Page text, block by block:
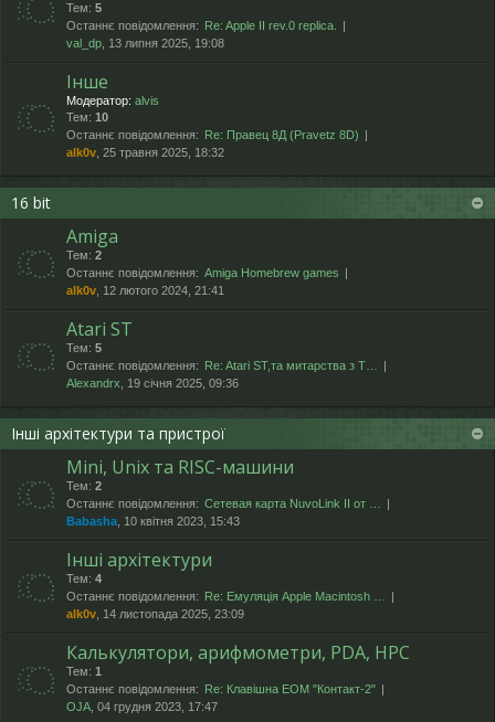
Тем: 5
Останнє повідомлення:
Re: Apple II rev.0 replica.
val_dp , 13 липня 2025, 19:08
Інше
Модератор: alvis
Тем: 10
Останнє повідомлення:
Re: Правец 8Д (Pravetz 8D)
alk0v , 25 травня 2025, 18:32
16 bit
Amiga
Тем: 2
Останнє повідомлення: Amiga Homebrew games
alk0v , 12 лютого 2024, 21:41
Atari ST
Тем: 5
Останнє повідомлення:
Re: Atari ST,та митарства з T…
Alexandrx , 19 січня 2025, 09:36
Інші архітектури та пристрої
Mini, Unix та RISC-машини
Тем: 2
Останнє повідомлення: Сетевая карта NuvoLink II от …
Babasha , 10 квітня 2023, 15:43
Інші архітектури
Тем: 4
Останнє повідомлення:
Re: Емуляція Apple Macintosh …
alk0v , 14 листопада 2025, 23:09
Калькулятори, арифмометри, PDA, HPC
Тем: 1
Останнє повідомлення:
Re: Клавішна ЕОМ "Контакт-2"
OJA , 04 грудня 2023, 17:47